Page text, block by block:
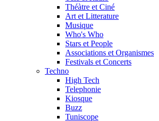
Théàtre et Ciné
Art et Litterature
Musique
Who's Who
Stars et People
Associations et Organismes
Festivals et Concerts
Techno
High Tech
Telephonie
Kiosque
Buzz
Tuniscope